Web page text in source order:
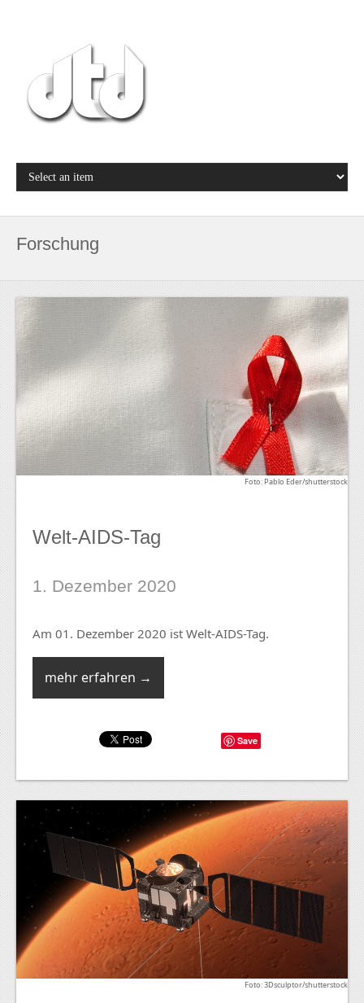
Forschung
Foto: Pablo Eder/shutterstock
Welt-AIDS-Tag
1. Dezember 2020
Am 01. Dezember 2020 ist Welt-AIDS-Tag.
mehr erfahren →
Save
Foto: 3Dsculptor/shutterstock